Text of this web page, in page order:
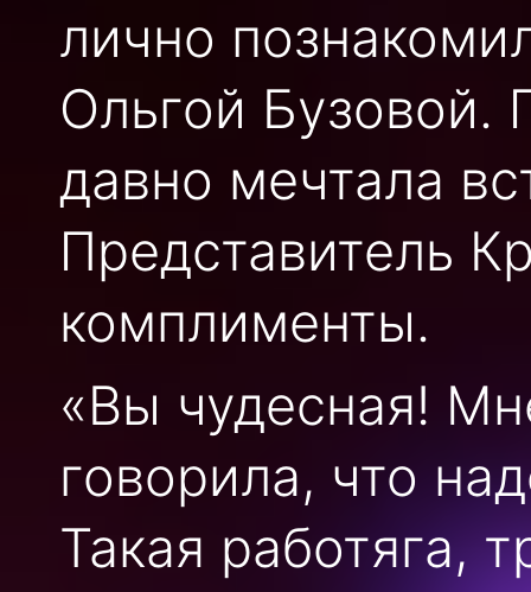
лично
Ольгой Бузовой.
давно мечтала
Представитель
комплименты.
«Вы чудесная!
говорила, что
Такая работяга,